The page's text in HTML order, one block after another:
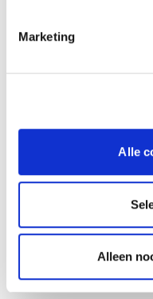
Marketing
Alle
Alleen